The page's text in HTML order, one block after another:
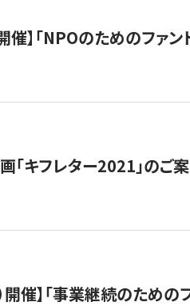
開催】「NPOのためのフ
「キフレター2021」のご
開催】「事業継続のため